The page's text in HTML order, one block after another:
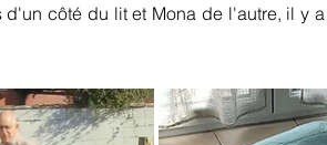
côté du lit et Mona de l'autre, il y